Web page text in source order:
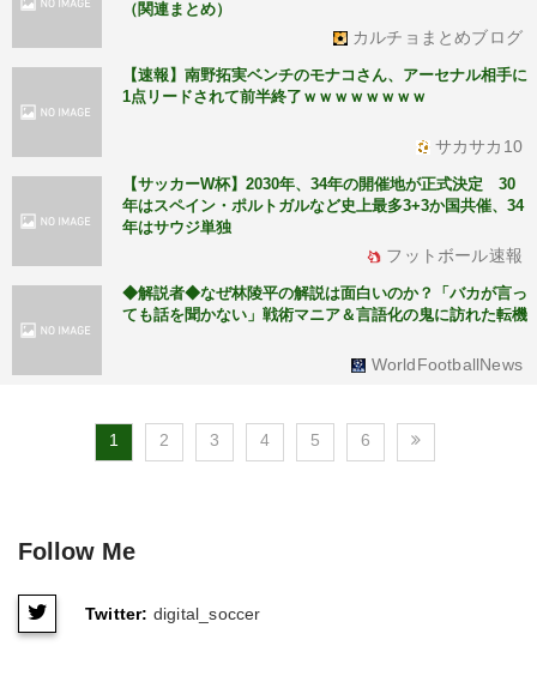
（関連まとめ）
カルチョまとめブログ
【速報】南野拓実ベンチのモナコさん、アーセナル相手に
1点リードされて前半終了ｗｗｗｗｗｗｗｗ
サカサカ10
【サッカーW杯】2030年、34年の開催地が正式決定 30
年はスペイン・ポルトガルなど史上最多3+3か国共催、34
年はサウジ単独
フットボール速報
◆解説者◆なぜ林陵平の解説は面白いのか？「バカが言っ
ても話を聞かない」戦術マニア＆言語化の鬼に訪れた転機
WorldFootballNews
1 2 3 4 5 6
Follow Me
Twitter: digital_soccer